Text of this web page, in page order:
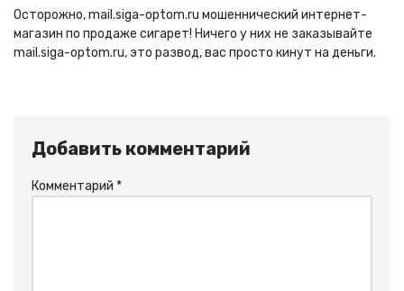
Осторожно, mail.siga-optom.ru мошеннический интернет-
магазин по продаже сигарет! Ничего у них не заказывайте
mail.siga-optom.ru, это развод, вас просто кинут на деньги.
Добавить комментарий
Комментарий *